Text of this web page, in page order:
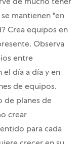
de mucho tener
mantienen "en
Crea equipos en
Observa
entre
el día a día y en
de equipos.
de planes de
crear
para cada